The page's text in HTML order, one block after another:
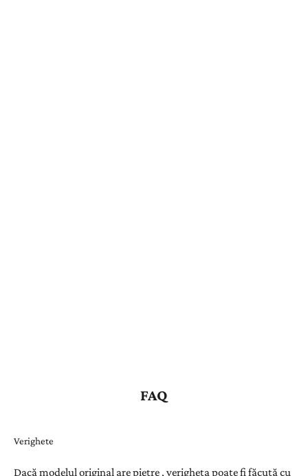
FAQ
Verighete
Dacă modelul original are pietre , verigheta poate fi făcută cu